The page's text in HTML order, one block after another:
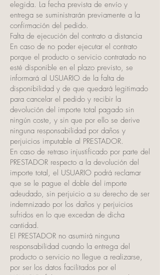
elegida. La fecha prevista de envío y
entrega se suministrarán previamente a la
confirmación del pedido.
Falta de ejecución del contrato a distancia
En caso de no poder ejecutar el contrato
porque el producto o servicio contratado no
esté disponible en el plazo previsto, se
informará al USUARIO de la falta de
disponibilidad y de que quedará legitimado
para cancelar el pedido y recibir la
devolución del importe total pagado sin
ningún coste, y sin que por ello se derive
ninguna responsabilidad por daños y
perjuicios imputable al PRESTADOR.
En caso de retraso injustificado por parte del
PRESTADOR respecto a la devolución del
importe total, el USUARIO podrá reclamar
que se le pague el doble del importe
adeudado, sin perjuicio a su derecho de ser
indemnizado por los daños y perjuicios
sufridos en lo que excedan de dicha
cantidad.
El PRESTADOR no asumirá ninguna
responsabilidad cuando la entrega del
producto o servicio no llegue a realizarse,
por ser los datos facilitados por el